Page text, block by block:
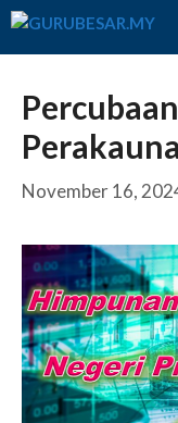
Skip
November 16,